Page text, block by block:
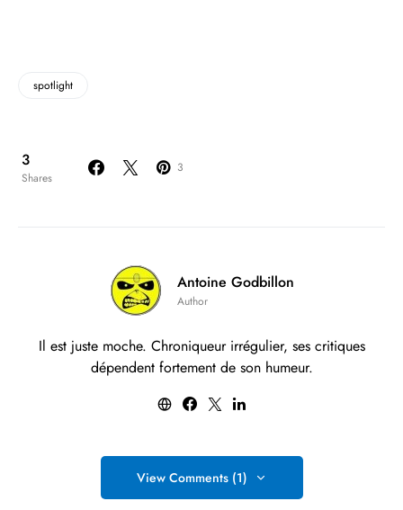
spotlight
3
Shares
3
Antoine Godbillon
Author
Il est juste moche. Chroniqueur irrégulier, ses critiques
dépendent fortement de son humeur.
View Comments (1)